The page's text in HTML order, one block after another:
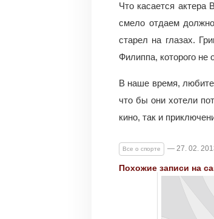
Что касается
смело отдаем
старел на глазах.
Филиппа, которого не
В наше время,
что бы они хотели
кино, так и
Все о спорте — 27. 02.
Похожие записи на